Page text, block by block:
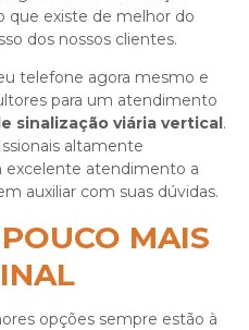
que existe de melhor do
dos nossos clientes.
telefone agora mesmo e
para um atendimento
sinalização viária vertical.
altamente
excelente atendimento a
auxiliar com suas dúvidas.
MAIS
opções sempre estão à